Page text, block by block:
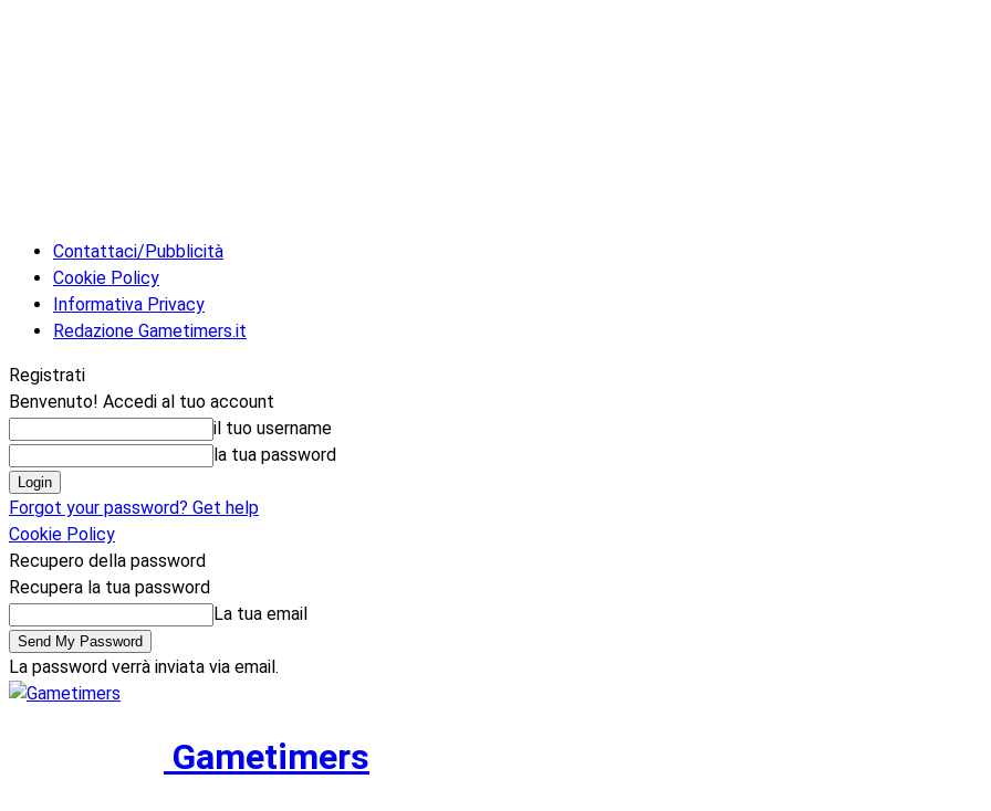
Contattaci/Pubblicità
Cookie Policy
Informativa Privacy
Redazione Gametimers.it
Registrati
Benvenuto! Accedi al tuo account
il tuo username
la tua password
Forgot your password? Get help
Cookie Policy
Recupero della password
Recupera la tua password
La tua email
La password verrà inviata via email.
Gametimers